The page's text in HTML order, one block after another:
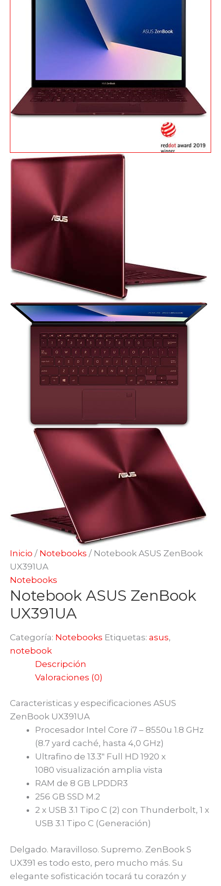
Inicio / Notebooks / Notebook ASUS ZenBook
UX391UA
Notebooks
Notebook ASUS ZenBook
UX391UA
Categoría: Notebooks Etiquetas: asus,
notebook
Descripción
Valoraciones (0)
Caracteristicas y especificaciones ASUS
ZenBook UX391UA
Procesador Intel Core i7 – 8550u 1.8 GHz
(8.7 yard caché, hasta 4,0 GHz)
Ultrafino de 13.3″ Full HD 1920 x
1080 visualización amplia vista
RAM de 8 GB LPDDR3
256 GB SSD M.2
2 x USB 3.1 Tipo C (2) con Thunderbolt, 1 x
USB 3.1 Tipo C (Generación)
Delgado. Maravilloso. Supremo. ZenBook S
UX391 es todo esto, pero mucho más. Su
elegante sofisticación tocará tu corazón y